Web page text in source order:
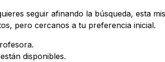
seguir afinando la búsqueda, esta
pero cercanos a tu preferencia inicial.
disponibles.